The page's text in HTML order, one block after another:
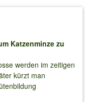
Katzenminze zu
werden im zeitigen
kürzt man